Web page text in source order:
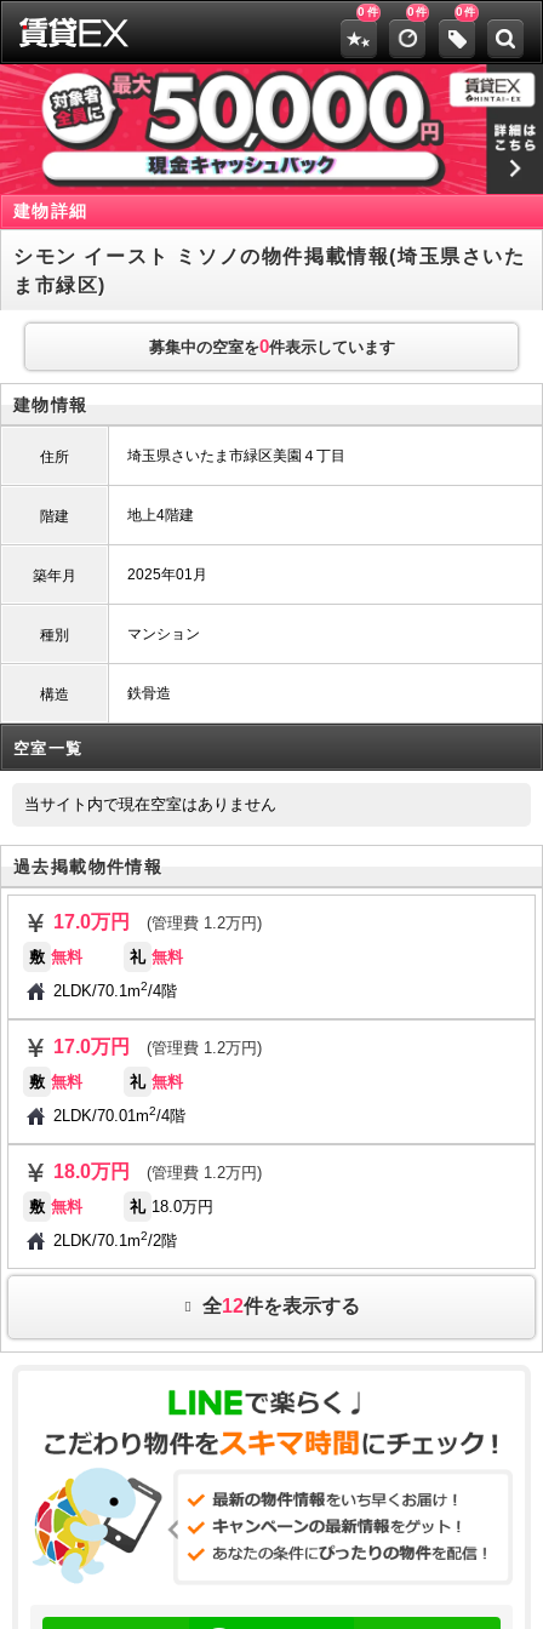
0 件 0件 0件
建物詳細
シモン イースト ミソノの物件掲載情報(埼玉県さいた
ま市緑区)
募集中の空室を0件表示しています
建物情報
住所 埼玉県さいたま市緑区美園４丁目
階建 地上4階建
築年月 2025年01月
種別 マンション
構造 鉄骨造
空室一覧
当サイト内で現在空室はありません
過去掲載物件情報
17.0万円
(管理費 1.2万円)
敷 無料 礼 無料
2LDK/70.1m2/4階
17.0万円
(管理費 1.2万円)
敷 無料 礼 無料
2LDK/70.01m2/4階
18.0万円
(管理費 1.2万円)
敷 無料 礼 18.0万円
2LDK/70.1m2/2階
全12件を表示する